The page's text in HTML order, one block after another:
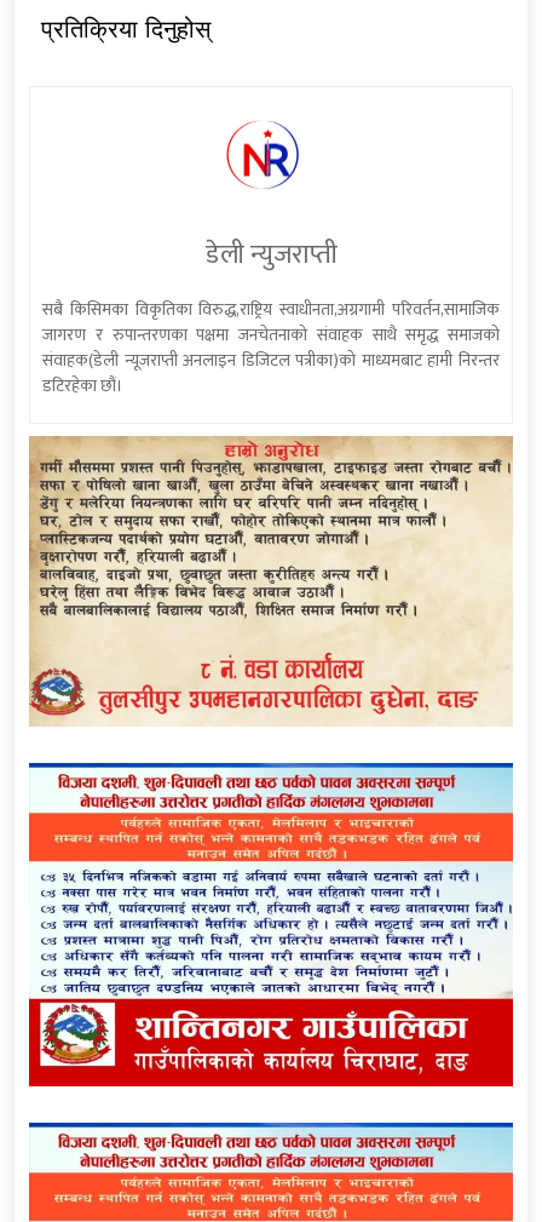
प्रतिक्रिया दिनुहोस्
डेली न्युजराप्ती
सबै किसिमका विकृतिका विरुद्ध,राष्ट्रिय स्वाधीनता,अग्रगामी परिवर्तन,सामाजिक
जागरण र रुपान्तरणका पक्षमा जनचेतनाको संवाहक साथै समृद्ध समाजको
संवाहक(डेली न्यूजराप्ती अनलाइन डिजिटल पत्रीका)को माध्यमबाट हामी निरन्तर
डटिरहेका छौं।